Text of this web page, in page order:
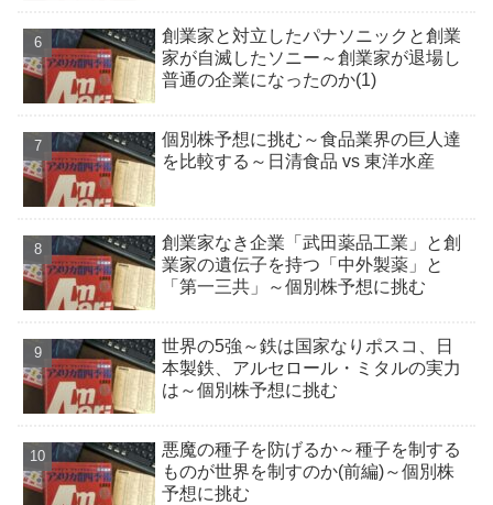
創業家と対立したパナソニックと創業
家が自滅したソニー～創業家が退場し
普通の企業になったのか(1)
個別株予想に挑む～食品業界の巨人達
を比較する～日清食品 vs 東洋水産
創業家なき企業「武田薬品工業」と創
業家の遺伝子を持つ「中外製薬」と
「第一三共」～個別株予想に挑む
世界の5強～鉄は国家なりポスコ、日
本製鉄、アルセロール・ミタルの実力
は～個別株予想に挑む
悪魔の種子を防げるか～種子を制する
ものが世界を制すのか(前編)～個別株
予想に挑む